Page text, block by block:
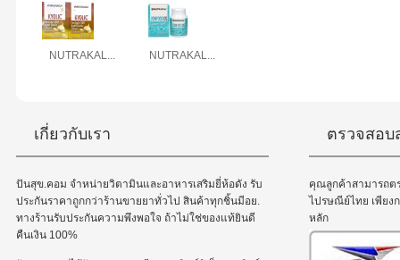
NUTRAKAL... NUTRAKAL...
เกี่ยวกับเรา
ปันสุข.คอม จำหน่ายวิตามินและอาหารเสริมยี่ห้อดัง รับ
ประกันราคาถูกกว่าร้านขายยาทั่วไป สินค้าทุกชิ้นมีอย.
ทางร้านรับประกันความพึงพอใจ ถ้าไม่ใช่ของแท้ยินดี
คืนเงิน 100%
ตรวจสอ
คุณลูกค้าสามารถต
ไปรษณีย์ไทย เพียง
หลัก